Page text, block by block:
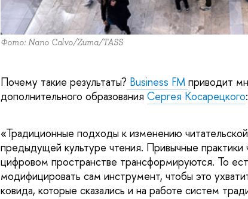
Фото: Nano Calvo/Zuma/TASS
Почему такие результаты? Business FM приводит
дополнительного образования Сергея Косарецкого:
«Традиционные подходы к изменению
предыдущей культуре чтения. Привычные
цифровом пространстве трансформируются. То
модифицировать сам инструмент, чтобы это
ковида, которые сказались и на работе систем